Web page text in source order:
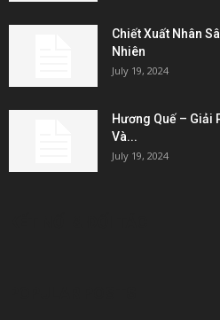
Chiết Xuất Nhân
Nhiên
July 19, 2024
Hương Quế – Giải
Và...
July 19, 2024